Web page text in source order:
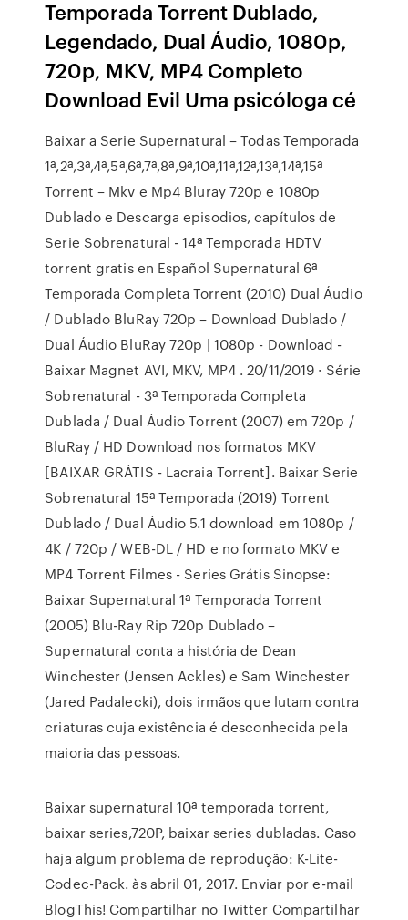
Temporada Torrent Dublado,
Legendado, Dual Áudio, 1080p,
720p, MKV, MP4 Completo
Download Evil Uma psicóloga cé
Baixar a Serie Supernatural – Todas Temporada
1ª,2ª,3ª,4ª,5ª,6ª,7ª,8ª,9ª,10ª,11ª,12ª,13ª,14ª,15ª
Torrent – Mkv e Mp4 Bluray 720p e 1080p
Dublado e Descarga episodios, capítulos de
Serie Sobrenatural - 14ª Temporada HDTV
torrent gratis en Español Supernatural 6ª
Temporada Completa Torrent (2010) Dual Áudio
/ Dublado BluRay 720p – Download Dublado /
Dual Áudio BluRay 720p | 1080p - Download -
Baixar Magnet AVI, MKV, MP4 . 20/11/2019 · Série
Sobrenatural - 3ª Temporada Completa
Dublada / Dual Áudio Torrent (2007) em 720p /
BluRay / HD Download nos formatos MKV
[BAIXAR GRÁTIS - Lacraia Torrent]. Baixar Serie
Sobrenatural 15ª Temporada (2019) Torrent
Dublado / Dual Áudio 5.1 download em 1080p /
4K / 720p / WEB-DL / HD e no formato MKV e
MP4 Torrent Filmes - Series Grátis Sinopse:
Baixar Supernatural 1ª Temporada Torrent
(2005) Blu-Ray Rip 720p Dublado –
Supernatural conta a história de Dean
Winchester (Jensen Ackles) e Sam Winchester
(Jared Padalecki), dois irmãos que lutam contra
criaturas cuja existência é desconhecida pela
maioria das pessoas.
Baixar supernatural 10ª temporada torrent,
baixar series,720P, baixar series dubladas. Caso
haja algum problema de reprodução: K-Lite-
Codec-Pack. às abril 01, 2017. Enviar por e-mail
BlogThis! Compartilhar no Twitter Compartilhar